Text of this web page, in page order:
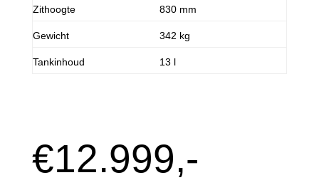
Zithoogte 830 mm
Gewicht 342 kg
Tankinhoud 13 l
€12.999,-